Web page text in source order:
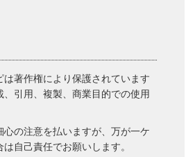
は著作権により保護されています
、引用、複製、商業目的での使用
心の注意を払いますが、万が一ケ
自己責任でお願いします。